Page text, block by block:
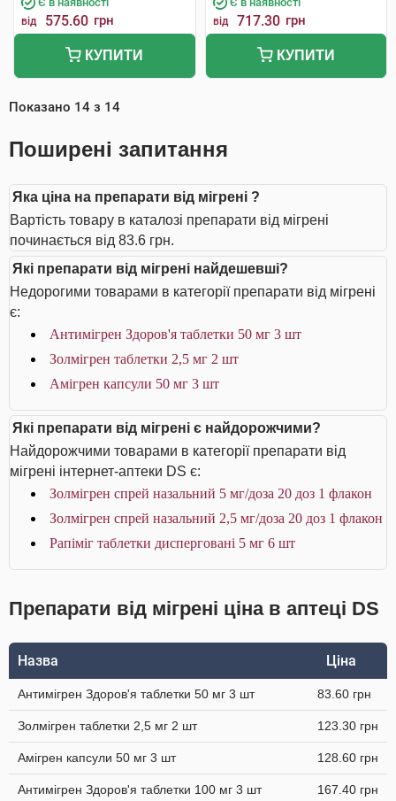
від 575.60 грн
КУПИТИ
від 717.30 грн
КУПИТИ
Показано 14 з 14
Поширені запитання
Яка ціна на препарати від мігрені ?
Вартість товару в каталозі препарати від мігрені
починається від 83.6 грн.
Які препарати від мігрені найдешевші?
Недорогими товарами в категорії препарати від мігрені
є:
Антимігрен Здоров'я таблетки 50 мг 3 шт
Золмігрен таблетки 2,5 мг 2 шт
Амігрен капсули 50 мг 3 шт
Які препарати від мігрені є найдорожчими?
Найдорожчими товарами в категорії препарати від
мігрені інтернет-аптеки DS є:
Золмігрен спрей назальний 5 мг/доза 20 доз 1 флакон
Золмігрен спрей назальний 2,5 мг/доза 20 доз 1 флакон
Рапіміг таблетки дисперговані 5 мг 6 шт
Препарати від мігрені ціна в аптеці DS
Назва Ціна
Антимігрен Здоров'я таблетки 50 мг 3 шт 83.60 грн
Золмігрен таблетки 2,5 мг 2 шт 123.30 грн
Амігрен капсули 50 мг 3 шт 128.60 грн
Антимігрен Здоров'я таблетки 100 мг 3 шт 167.40 грн